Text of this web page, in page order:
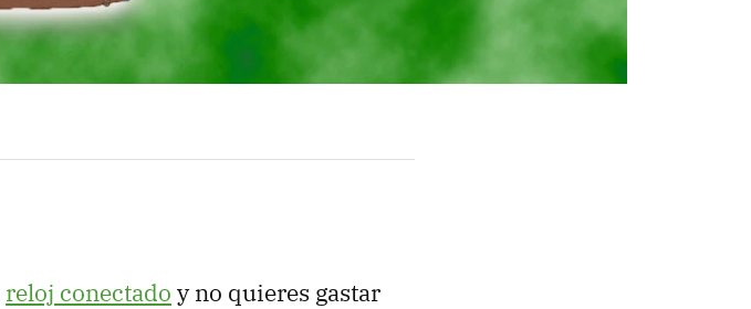
reloj conectado y no quieres gastar